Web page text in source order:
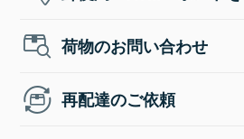
荷物のお問い合わせ
再配達のご依頼